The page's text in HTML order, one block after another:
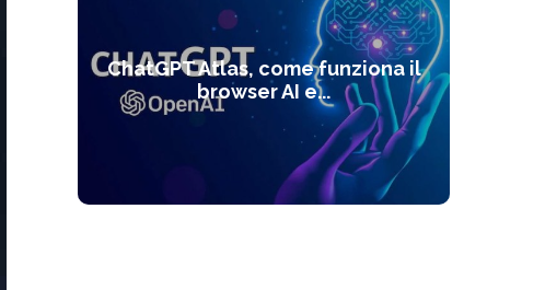
ChatGPT Atlas, come funziona il
browser AI e...